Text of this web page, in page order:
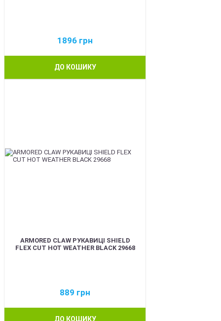
1896 грн
ДО КОШИКУ
ARMORED CLAW РУКАВИЦІ SHIELD
FLEX CUT HOT WEATHER BLACK 29668
889 грн
ДО КОШИКУ